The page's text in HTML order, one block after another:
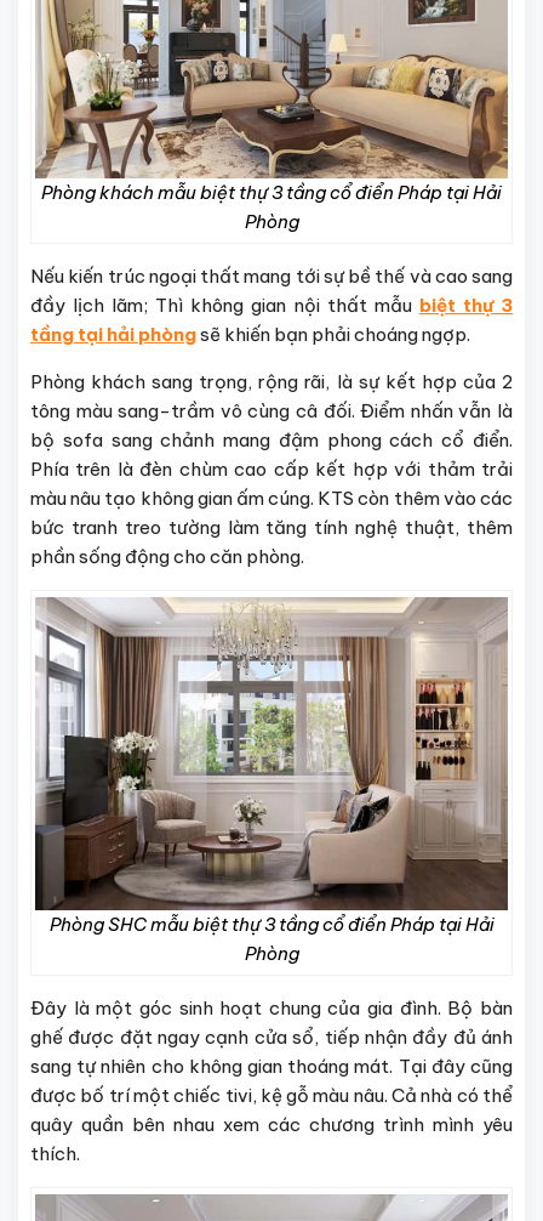
Phòng khách mẫu biệt thự 3 tầng cổ điển Pháp tại Hải
Phòng
Nếu kiến trúc ngoại thất mang tới sự bề thế và cao sang
đầy lịch lãm; Thì không gian nội thất mẫu biệt thự 3
tầng tại hải phòngsẽ khiến bạn phải choáng ngợp.
Phòng khách sang trọng, rộng rãi, là sự kết hợp của 2
tông màu sang-trầm vô cùng câ đối. Điểm nhấn vẫn là
bộ sofa sang chảnh mang đậm phong cách cổ điển.
Phía trên là đèn chùm cao cấp kết hợp với thảm trải
màu nâu tạo không gian ấm cúng. KTS còn thêm vào các
bức tranh treo tường làm tăng tính nghệ thuật, thêm
phần sống động cho căn phòng.
Phòng SHC mẫu biệt thự 3 tầng cổ điển Pháp tại Hải
Phòng
Đây là một góc sinh hoạt chung của gia đình. Bộ bàn
ghế được đặt ngay cạnh cửa sổ, tiếp nhận đầy đủ ánh
sang tự nhiên cho không gian thoáng mát. Tại đây cũng
được bố trí một chiếc tivi, kệ gỗ màu nâu. Cả nhà có thể
quây quần bên nhau xem các chương trình mình yêu
thích.